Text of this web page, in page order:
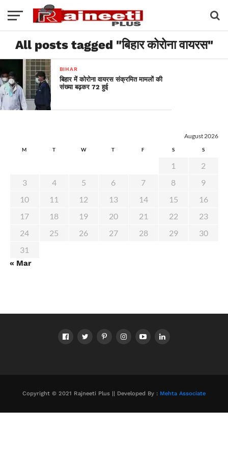
All posts tagged "बिहार कोरोना वायरस"
BIHAR
बिहार में कोरोना वायरस संक्रमित मामलों की
संख्या बढ़कर 72 हुई
August 2026
M T W T F S S
1
2
3
4 5 6 7 8
9
10
11 12 13 14 15
16
17
18 19 20 21 22
23
24
25 26 27 28 29
30
31
« Mar
Copyright © 2021 Rajneeti Plus || Developed By : Mehta Associate